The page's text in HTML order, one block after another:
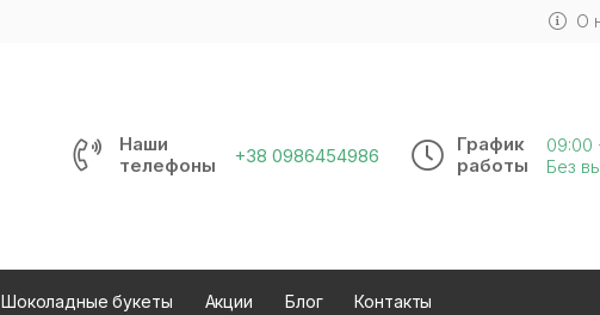
О
Наши
телефоны
+38 0986454986
График
работы
09:00
Без
Шоколадные букеты Акции Блог Контакты